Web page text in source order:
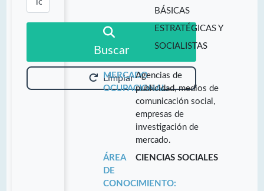
Buscar
Limpiar
BÁSICAS
ESTRATÉGICAS Y
SOCIALISTAS
MERCADO
OCUPACIONAL:
Agencias de
publicidad, medios de
comunicación social,
empresas de
investigación de
mercado.
ÁREA
DE
CONOCIMIENTO:
CIENCIAS SOCIALES